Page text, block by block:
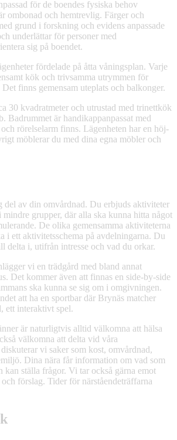
för de boendes fysiska behov
ombonad och hemtrevlig. Färger och
grund i forskning och evidens anpassade
underlättar för personer med
sig på boendet.
fördelade på åtta våningsplan. Varje
kök och trivsamma utrymmen för
finns gemensam uteplats och balkonger.
30 kvadratmeter och utrustad med trinettkök
Badrummet är handikappanpassat med
rörelselarm finns. Lägenheten har en höj-
möblerar du med dina egna möbler och
av din omvårdnad. Du erbjuds aktiviteter
grupper, där alla ska kunna hitta något
De olika gemensamma aktiviteterna
i ett aktivitetsschema på avdelningarna. Du
delta i, utifrån intresse och vad du orkar.
vi en trädgård med bland annat
Det kommer även att finnas en side-by-side
ska kunna se sig om i omgivningen.
att ha en sportbar där Brynäs matcher
ett interaktivt spel.
är naturligtvis alltid välkomna att hälsa
välkomna att delta vid våra
vi saker som kost, omvårdnad,
Dina nära får information om vad som
kan ställa frågor. Vi tar också gärna emot
förslag. Tider för närståendeträffarna